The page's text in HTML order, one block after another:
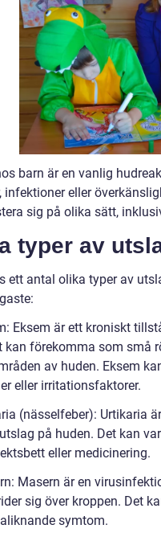
barn är en vanlig
infektioner eller
sig på olika sätt,
typer av
ett antal olika typer av
Eksem är ett kroniskt
kan förekomma som små
av huden. Eksem
eller irritationsfaktorer.
(nässelfeber): Urtikaria
på huden. Det kan
eller medicinering.
Masern är en
sig över kroppen. Det
symtom.